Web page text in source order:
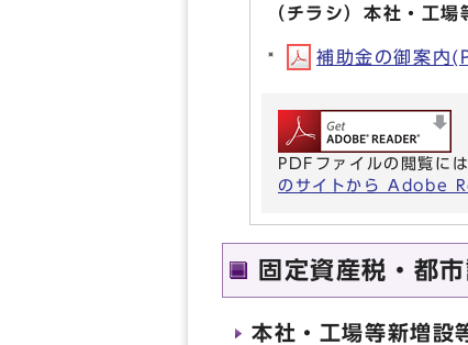
（チラシ）本社・工
補助金の御案内
PDFファイルの閲覧に
のサイトから Adobe
固定資産税・都
本社・工場等新増設